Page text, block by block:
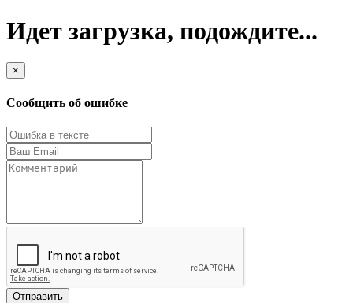
Идет загрузка, подождите...
×
Сообщить об ошибке
Отправить